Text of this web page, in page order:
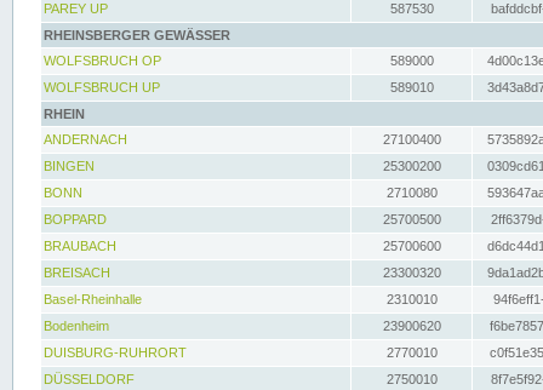
PAREY UP
587530
RHEINSBERGER GEWÄSSER
WOLFSBRUCH OP
589000
WOLFSBRUCH UP
589010
RHEIN
ANDERNACH
27100400
BINGEN
25300200
BONN
2710080
BOPPARD
25700500
BRAUBACH
25700600
BREISACH
23300320
Basel-Rheinhalle
2310010
Bodenheim
23900620
DUISBURG-RUHRORT
2770010
DÜSSELDORF
2750010